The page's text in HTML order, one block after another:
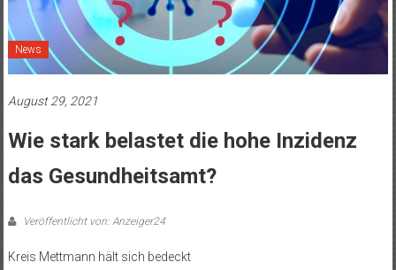
News
August 29, 2021
Wie stark belastet die hohe Inzidenz
das Gesundheitsamt?
Veröffentlicht von: Anzeiger24
Kreis Mettmann hält sich bedeckt